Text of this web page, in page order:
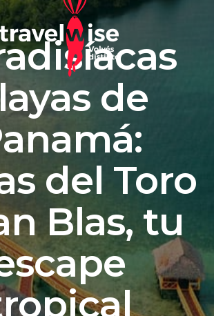
de
del Toro
Blas, tu